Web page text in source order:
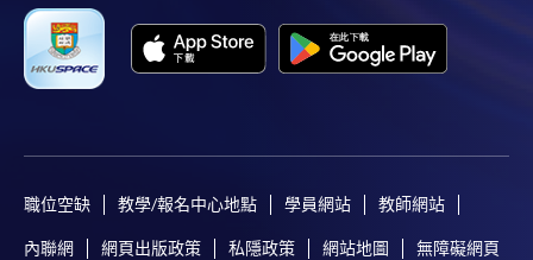
職位空缺 教學/報名中心地點 學員網站 教師網站
內聯網 網頁出版政策 私隱政策 網站地圖 無障礙網頁